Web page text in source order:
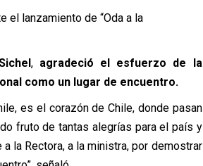
el lanzamiento de “Oda a la
, agradeció el esfuerzo de la
como un lugar de encuentro.
es el corazón de Chile, donde pasan
fruto de tantas alegrías para el país y
la Rectora, a la ministra, por demostrar